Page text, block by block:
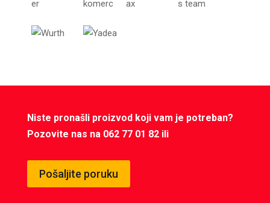
Niste pronašli proizvod koji vam je potreban?
Pozovite nas na 062 77 01 82 ili
Pošaljite poruku